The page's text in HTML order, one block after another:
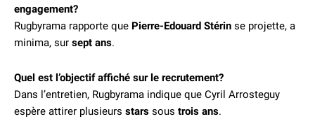
engagement?
Rugbyrama rapporte que Pierre-Edouard Stérin se projette, a
minima, sur sept ans.
Quel est l’objectif affiché sur le recrutement?
Dans l’entretien, Rugbyrama indique que Cyril Arrosteguy
espère attirer plusieurs stars sous trois ans.